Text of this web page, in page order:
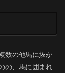
数の他馬に抜か
の、馬に囲まれ